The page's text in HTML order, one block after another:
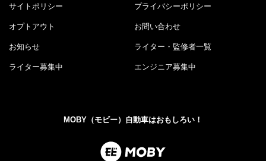
サイトポリシー プライバシーポリシー
オプトアウト お問い合わせ
お知らせ ライター・監修者一覧
ライター募集中 エンジニア募集中
MOBY（モビー）自動車はおもしろい！